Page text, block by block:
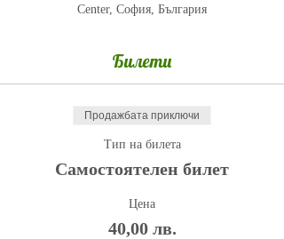
Center, София, България
Билети
Продажбата приключи
Тип на билета
Самостоятелен билет
Цена
40,00 лв.